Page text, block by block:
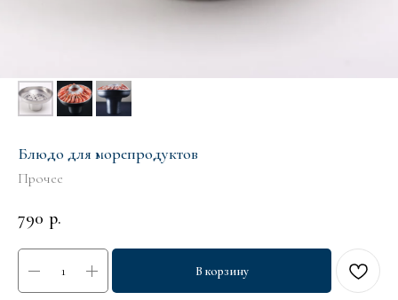
Блюдо для морепродуктов
Прочее
790 р.
В корзину